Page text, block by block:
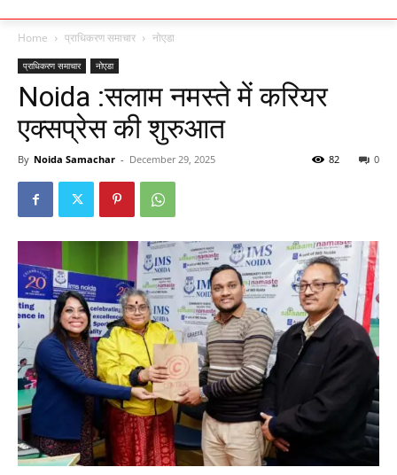
Home प्राधिकरण समाचार नोएडा
प्राधिकरण समाचार नोएडा
Noida :सलाम नमस्ते में करियर
एक्सप्रेस की शुरुआत
By Noida Samachar - December 29, 2025 0
82